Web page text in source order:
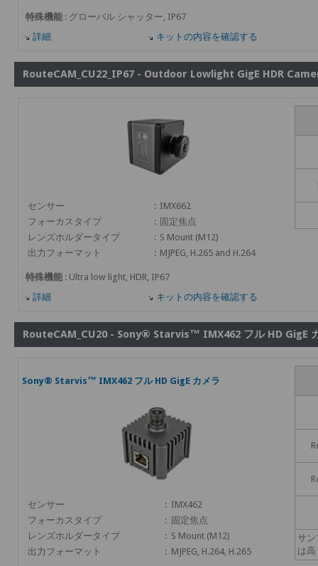
特殊機能 : グローバル シャッター, IP67
詳細
キットの内容を確認する
RouteCAM_CU22_IP67 - Outdoor Lowlight GigE HDR
センサー : IMX662
フォーカスタイプ
: 固定焦点
レンズホルダータイプ
: S Mount (M12)
出力フォーマット
: MJPEG, H.265 and H.264
特殊機能 : Ultra low light, HDR, IP67
詳細
キットの内容を確認する
RouteCAM_CU20 - Sony® Starvis™ IMX462 フル HD GigE
Sony® Starvis™ IMX462 フル HD GigE カメラ
センサー : IMX462
フォーカスタイプ
: 固定焦点
レンズホルダータイプ
: S Mount (M12)
出力フォーマット
: MJPEG, H.264, H.265
サ
は